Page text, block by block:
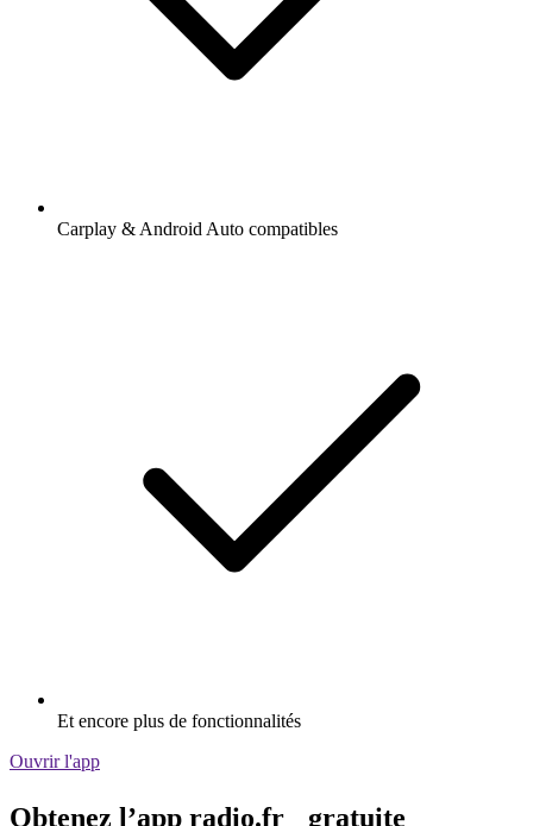
Carplay & Android Auto compatibles
Et encore plus de fonctionnalités
Ouvrir l'app
Obtenez l’app radio.fr gratuite